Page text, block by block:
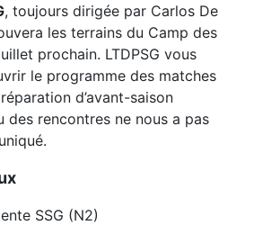
, toujours dirigée par Carlos De
les terrains du Camp des
prochain. LTDPSG vous
le programme des matches
d’avant-saison
des rencontres ne nous a pas
SSG (N2)